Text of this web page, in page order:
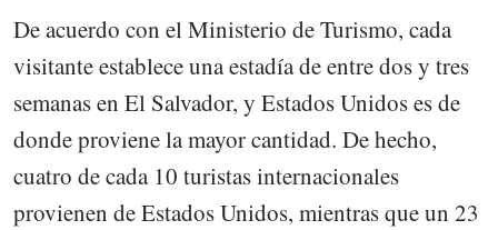
De acuerdo con el Ministerio de Turismo, cada
visitante establece una estadía de entre dos y tres
semanas en El Salvador, y Estados Unidos es de
donde proviene la mayor cantidad. De hecho,
cuatro de cada 10 turistas internacionales
provienen de Estados Unidos, mientras que un 23